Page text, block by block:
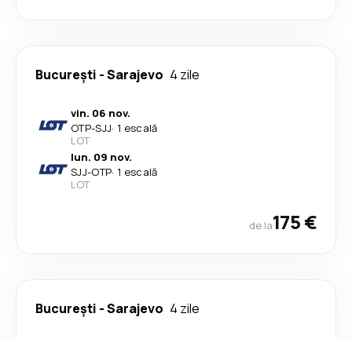
București -Sarajevo 4 zile
vin. 06 nov.
OTP-SJJ· 1 escală
LOT
lun. 09 nov.
SJJ-OTP· 1 escală
LOT
de la175 €
București -Sarajevo 4 zile